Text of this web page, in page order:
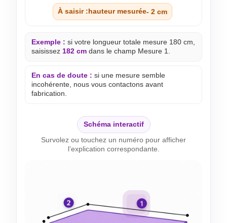
À saisir : hauteur mesurée- 2 cm
Exemple : si votre longueur totale mesure 180 cm,
saisissez 182 cm dans le champ Mesure 1.
En cas de doute : si une mesure semble
incohérente, nous vous contactons avant
fabrication.
Schéma interactif
Survolez ou touchez un numéro pour afficher
l’explication correspondante.
Mesure
1
Mesure
2